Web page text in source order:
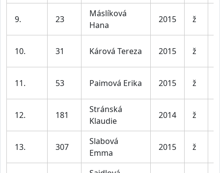
9. 23
Máslíková
Hana
2015 ž
10. 31 Kárová Tereza 2015 ž
11. 53 Paimová Erika 2015 ž
12. 181
Stránská
Klaudie
2014 ž
13. 307
Slabová
Emma
2015 ž